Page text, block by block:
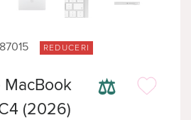
REDUCERI
⚖
(2026)